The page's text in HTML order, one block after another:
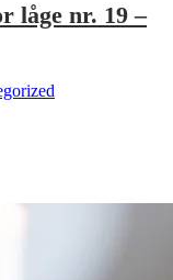
låge nr. 19 –